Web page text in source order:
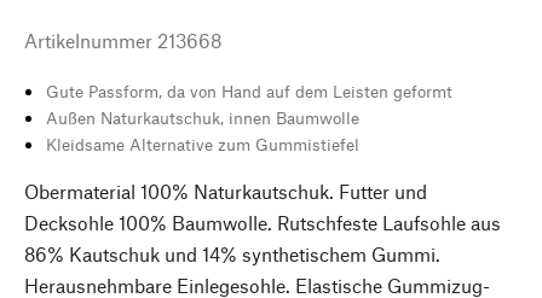
Artikelnummer 213668
Gute Passform, da von Hand auf dem Leisten geformt
Außen Naturkautschuk, innen Baumwolle
Kleidsame Alternative zum Gummistiefel
Obermaterial 100% Naturkautschuk. Futter und
Decksohle 100% Baumwolle. Rutschfeste Laufsohle aus
86% Kautschuk und 14% synthetischem Gummi.
Herausnehmbare Einlegesohle. Elastische Gummizug-